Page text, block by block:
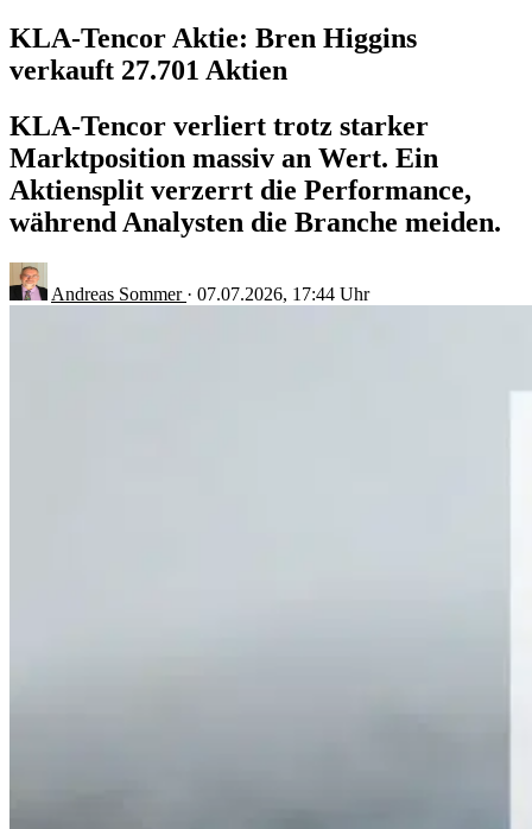
KLA-Tencor Aktie: Bren Higgins
verkauft 27.701 Aktien
KLA-Tencor verliert trotz starker
Marktposition massiv an Wert. Ein
Aktiensplit verzerrt die Performance,
während Analysten die Branche meiden.
Andreas Sommer · 07.07.2026, 17:44 Uhr